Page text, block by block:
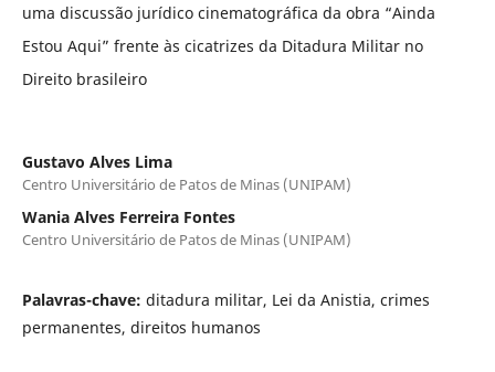
uma discussão jurídico cinematográfica da obra “Ainda
Estou Aqui” frente às cicatrizes da Ditadura Militar no
Direito brasileiro
Gustavo Alves Lima
Centro Universitário de Patos de Minas (UNIPAM)
Wania Alves Ferreira Fontes
Centro Universitário de Patos de Minas (UNIPAM)
Palavras-chave: ditadura militar, Lei da Anistia, crimes
permanentes, direitos humanos